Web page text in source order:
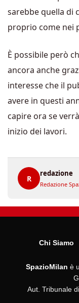
sarebbe quella di
proprio come nei
È possibile però
ancora anche
interesse che il
avere in questi
capire ora se
inizio dei lavori.
R
redazione
Redazione
Chi Siamo
SpazioMilan è
Aut. Tribunale